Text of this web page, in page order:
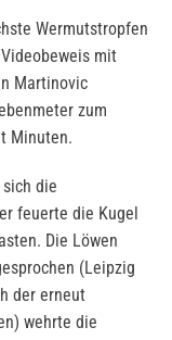
Wermutstropfen
mit
Martinovic
zum
Minuten.
die
feuerte die Kugel
Die Löwen
(Leipzig
der erneut
wehrte die